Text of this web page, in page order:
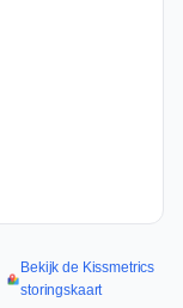
Bekijk de Kissmetrics
storingskaart